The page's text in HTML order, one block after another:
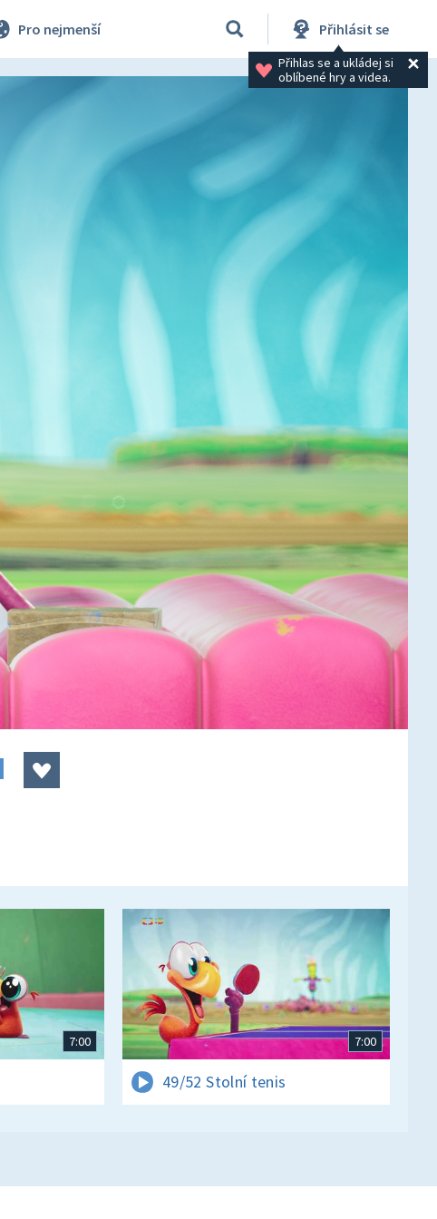
Pro nejmenší Přihlásit se
Přihlas se a ukládej si
oblíbené hry a videa.
7:00 7:00
49/52 Stolní tenis